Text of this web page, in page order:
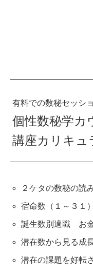
有料での数秘セッシ
個性数秘学カ
講座カリキュ
２ケタの数秘の読
宿命数（１～３１
誕生数別適職 お
潜在数から見る成
潜在の課題を好転